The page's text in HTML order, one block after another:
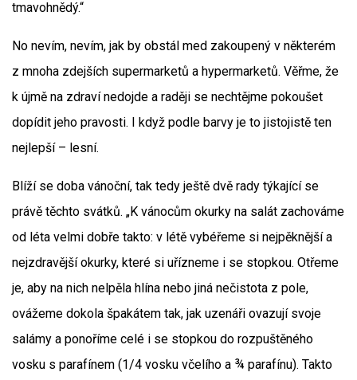
tmavohnědý.“
No nevím, nevím, jak by obstál med zakoupený v některém
z mnoha zdejších supermarketů a hypermarketů. Věřme, že
k újmě na zdraví nedojde a raději se nechtějme pokoušet
dopídit jeho pravosti. I když podle barvy je to jistojistě ten
nejlepší – lesní.
Blíží se doba vánoční, tak tedy ještě dvě rady týkající se
právě těchto svátků. „K vánocům okurky na salát zachováme
od léta velmi dobře takto: v létě vybéřeme si nejpěknější a
nejzdravější okurky, které si uřízneme i se stopkou. Otřeme
je, aby na nich nelpěla hlína nebo jiná nečistota z pole,
ovážeme dokola špakátem tak, jak uzenáři ovazují svoje
salámy a ponoříme celé i se stopkou do rozpuštěného
vosku s parafínem (1/4 vosku včelího a ¾ parafínu). Takto